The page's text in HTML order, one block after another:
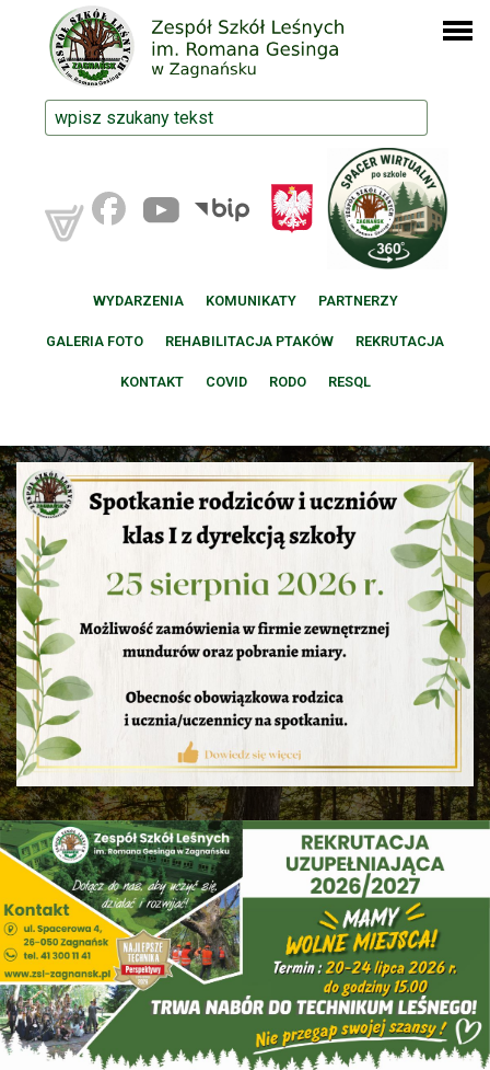
WYDARZENIA KOMUNIKATY PARTNERZY
GALERIA FOTO REHABILITACJA PTAKÓW REKRUTACJA
KONTAKT COVID RODO RESQL